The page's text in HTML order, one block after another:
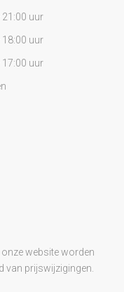
21:00 uur
18:00 uur
17:00 uur
website worden
van prijswijzigingen.